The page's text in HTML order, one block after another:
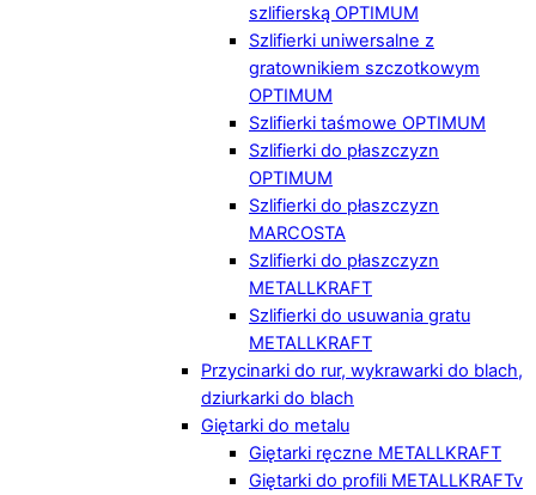
szlifierską OPTIMUM
Szlifierki uniwersalne z
gratownikiem szczotkowym
OPTIMUM
Szlifierki taśmowe OPTIMUM
Szlifierki do płaszczyzn
OPTIMUM
Szlifierki do płaszczyzn
MARCOSTA
Szlifierki do płaszczyzn
METALLKRAFT
Szlifierki do usuwania gratu
METALLKRAFT
Przycinarki do rur, wykrawarki do blach,
dziurkarki do blach
Giętarki do metalu
Giętarki ręczne METALLKRAFT
Giętarki do profili METALLKRAFTv